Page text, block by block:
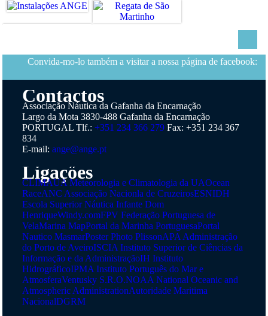
Convida-mo-lo também a visitar a nossa página de facebook:
Contactos
Associação Náutica da Gafanha da Encarnação
Largo da Mota 3830-488 Gafanha da Encarnação
PORTUGAL Tlf.:+351 234 366 279 Fax: +351 234 367
834
E-mail:ange@ange.pt
Ligaçőes
CLIMAUA Meteorologia e Climatologia da UAOcean
RaceANC Associação Nacionla de CruzeirosESNIDH
Escola Superior Náutica Infante Dom
HenriqueWindy.comFPV Federação Portuguesa de
VelaMarina MapPortal da Marinha PortuguesaPortal
Nautico MasmarPoster Photo PlissonAPA Administração
do Porto de AveiroISCIA Instituto Superior de Ciências da
Informação e da AdministraçãoIH Instituto
HidrográficoIPMA Instituto Português do Mar e
AtmosferaVentusky S.R.O.NOAA National Oceanic and
Atmospheric AdministrationAutoridade Maritima
NacionalDGRM